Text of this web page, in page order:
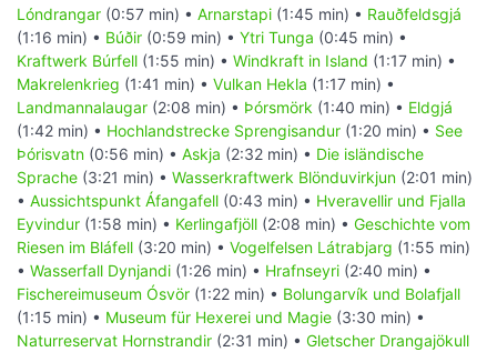
Lóndrangar (0:57 min) • Arnarstapi (1:45 min) • Rauðfeldsgjá
(1:16 min) • Búðir (0:59 min) • Ytri Tunga (0:45 min) •
Kraftwerk Búrfell (1:55 min) • Windkraft in Island (1:17 min) •
Makrelenkrieg (1:41 min) • Vulkan Hekla (1:17 min) •
Landmannalaugar (2:08 min) • Þórsmörk (1:40 min) • Eldgjá
(1:42 min) • Hochlandstrecke Sprengisandur (1:20 min) • See
Þórisvatn (0:56 min) • Askja (2:32 min) • Die isländische
Sprache (3:21 min) • Wasserkraftwerk Blönduvirkjun (2:01 min)
• Aussichtspunkt Áfangafell (0:43 min) • Hveravellir und Fjalla
Eyvindur (1:58 min) • Kerlingafjöll (2:08 min) • Geschichte vom
Riesen im Bláfell (3:20 min) • Vogelfelsen Látrabjarg (1:55 min)
• Wasserfall Dynjandi (1:26 min) • Hrafnseyri (2:40 min) •
Fischereimuseum Ósvör (1:22 min) • Bolungarvík und Bolafjall
(1:15 min) • Museum für Hexerei und Magie (3:30 min) •
Naturreservat Hornstrandir (2:31 min) • Gletscher Drangajökull